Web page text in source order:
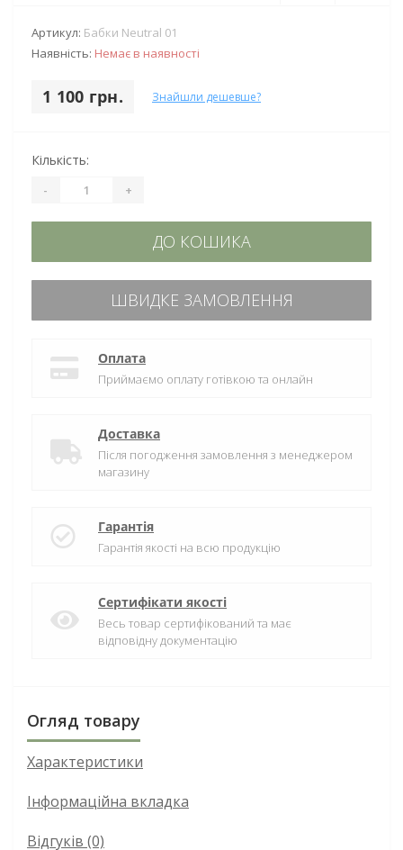
Артикул: Бабки Neutral 01
Наявність: Немає в наявності
1 100 грн. Знайшли дешевше?
Кількість:
- +
ДО КОШИКА
ШВИДКЕ ЗАМОВЛЕННЯ
Оплата
Приймаємо оплату готівкою та онлайн
Доставка
Після погодження замовлення з менеджером
магазину
Гарантія
Гарантія якості на всю продукцію
Сертифікати якості
Весь товар сертифікований та має
відповідну документацію
Огляд товару
Характеристики
Інформаційна вкладка
Відгуків (0)